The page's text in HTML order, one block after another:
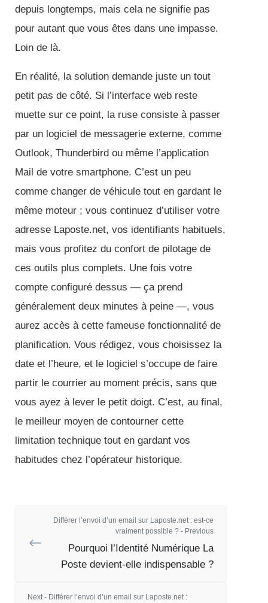
depuis longtemps, mais cela ne signifie pas
pour autant que vous êtes dans une impasse.
Loin de là.
En réalité, la solution demande juste un tout
petit pas de côté. Si l’interface web reste
muette sur ce point, la ruse consiste à passer
par un logiciel de messagerie externe, comme
Outlook, Thunderbird ou même l’application
Mail de votre smartphone. C’est un peu
comme changer de véhicule tout en gardant le
même moteur ; vous continuez d’utiliser votre
adresse Laposte.net, vos identifiants habituels,
mais vous profitez du confort de pilotage de
ces outils plus complets. Une fois votre
compte configuré dessus — ça prend
généralement deux minutes à peine —, vous
aurez accès à cette fameuse fonctionnalité de
planification. Vous rédigez, vous choisissez la
date et l’heure, et le logiciel s’occupe de faire
partir le courrier au moment précis, sans que
vous ayez à lever le petit doigt. C’est, au final,
le meilleur moyen de contourner cette
limitation technique tout en gardant vos
habitudes chez l’opérateur historique.
Différer l’envoi d’un email sur Laposte.net : est-ce
vraiment possible ? - Previous
Pourquoi l’Identité Numérique La
Poste devient-elle indispensable ?
Next - Différer l’envoi d’un email sur Laposte.net :